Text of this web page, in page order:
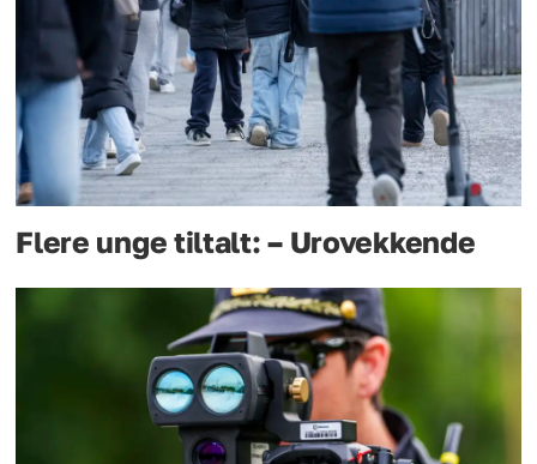
Flere unge tiltalt: – Urovekkende